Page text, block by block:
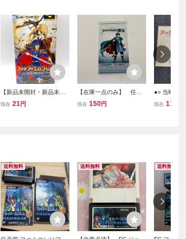
【新品未開封・新品未使
用】SFC スーパーファミ
現在 21円
【在庫一点のみ】 任天
堂 ファイアーエムブレ
現在 150円
●○ 当時物
ファイアー
現在 11
送料無料 送料無料 送料無料